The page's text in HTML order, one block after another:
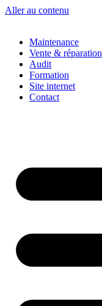
Aller au contenu
Maintenance
Vente & réparation
Audit
Formation
Site internet
Contact